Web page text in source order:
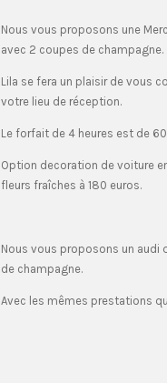
Nous vous proposons une
avec 2 coupes de champagne.
Lila se fera un plaisir de vous
votre lieu de réception.
Le forfait de 4 heures est de
Option decoration de voiture
fleurs fraîches à 180 euros.
Nous vous proposons un audi
de champagne.
Avec les mêmes prestations